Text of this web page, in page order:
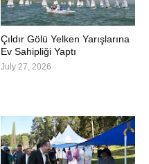
Çıldır Gölü Yelken Yarışlarına
Ev Sahipliği Yaptı
July 27, 2026